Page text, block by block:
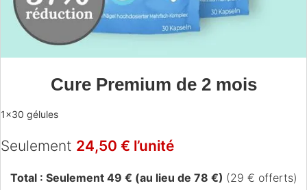
Cure Premium de 2 mois
1×30 gélules
Seulement 24,50 € l’unité
Total : Seulement 49 € (au lieu de 78 €) (29 € offerts)